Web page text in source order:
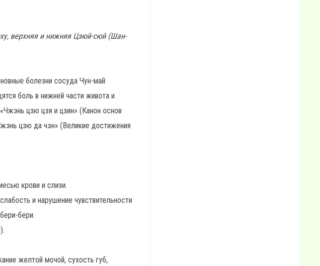
верхняя и нижняя Цзюй-сюй (Шан-
болезни сосуда Чун-май
боль в нижней части живота и
цзю цзя и цзин» (Канон основ
цзю да чэн» (Великие достижения
крови и слизи.
и нарушение чувствительности
бери.
желтой мочой, сухость губ,